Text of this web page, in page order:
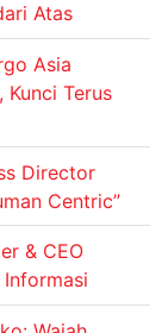
Atas
Asia
Kunci Terus
Director
Centric”
& CEO